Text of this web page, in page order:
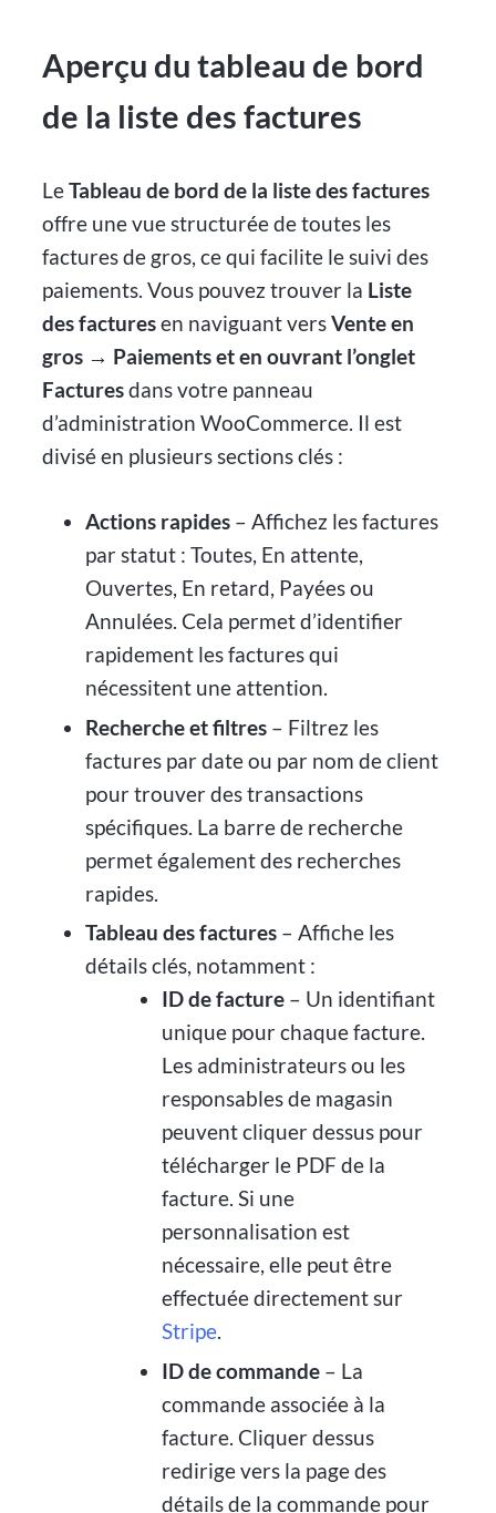
Aperçu du tableau de bord
de la liste des factures
LeTableau de bord de la liste des factures
offre une vue structurée de toutes les
factures de gros, ce qui facilite le suivi des
paiements. Vous pouvez trouver la Liste
des facturesen naviguant versVente en
gros → Paiements et en ouvrant l’onglet
Facturesdans votre panneau
d’administration WooCommerce. Il est
divisé en plusieurs sections clés :
Actions rapides– Affichez les factures
par statut : Toutes, En attente,
Ouvertes, En retard, Payées ou
Annulées. Cela permet d’identifier
rapidement les factures qui
nécessitent une attention.
Recherche et filtres– Filtrez les
factures par date ou par nom de client
pour trouver des transactions
spécifiques. La barre de recherche
permet également des recherches
rapides.
Tableau des factures– Affiche les
détails clés, notamment :
ID de facture– Un identifiant
unique pour chaque facture.
Les administrateurs ou les
responsables de magasin
peuvent cliquer dessus pour
télécharger le PDF de la
facture. Si une
personnalisation est
nécessaire, elle peut être
effectuée directement sur
Stripe.
ID de commande– La
commande associée à la
facture. Cliquer dessus
redirige vers la page des
détails de la commande pour